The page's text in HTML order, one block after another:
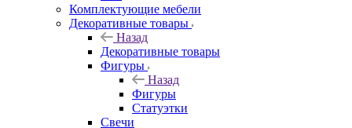
Комплектующие мебели
Декоративные товары
Назад
Декоративные товары
Фигуры
Назад
Фигуры
Статуэтки
Свечи